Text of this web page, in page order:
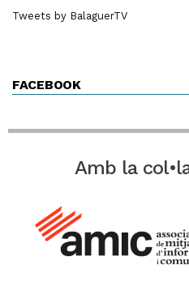
Tweets by BalaguerTV
FACEBOOK
Amb la